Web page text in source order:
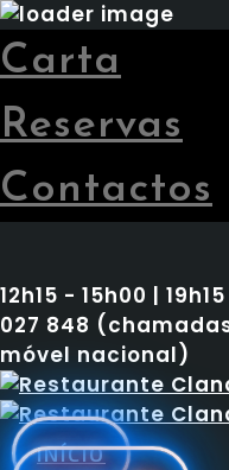
Carta
Reservas
Contactos
12h15 - 15h00 |
027 848
móvel nacional)
INÍCIO